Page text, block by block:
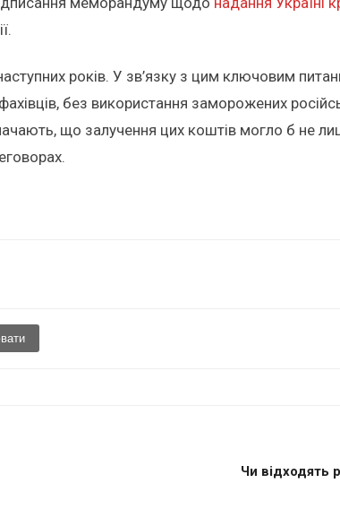
років. У зв’язку з цим ключовим
без використання заморожених
що залучення цих коштів могло б не
Чи відходять